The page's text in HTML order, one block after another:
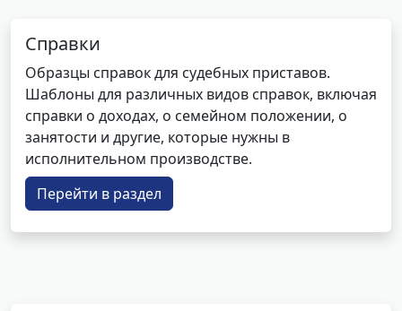
Справки
Образцы справок для судебных приставов.
Шаблоны для различных видов справок, включая
справки о доходах, о семейном положении, о
занятости и другие, которые нужны в
исполнительном производстве.
Перейти в раздел